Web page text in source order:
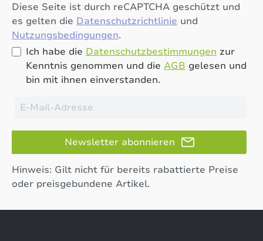
Diese Seite ist durch reCAPTCHA geschützt und
es gelten die Datenschutzrichtlinie und
Nutzungsbedingungen.
Ich habe die Datenschutzbestimmungen zur
Kenntnis genommen und die AGB gelesen und
bin mit ihnen einverstanden.
Newsletter abonnieren
Hinweis: Gilt nicht für bereits rabattierte Preise
oder preisgebundene Artikel.